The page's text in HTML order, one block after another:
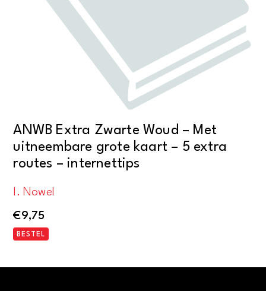
ANWB Extra Zwarte Woud – Met
uitneembare grote kaart – 5 extra
routes – internettips
I. Nowel
€9,75
BESTEL